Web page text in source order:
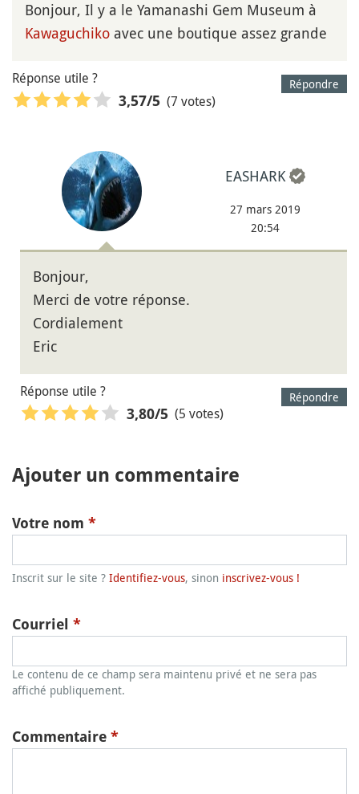
Bonjour, Il y a le Yamanashi Gem Museum à
Kawaguchiko avec une boutique assez grande
Répondre
Réponse utile ?
3,57/5 (7 votes)
EASHARK
27 mars 2019
20:54
Bonjour,
Merci de votre réponse.
Cordialement
Eric
Répondre
Réponse utile ?
3,80/5 (5 votes)
Ajouter un commentaire
Votre nom *
Inscrit sur le site ? Identifiez-vous, sinon inscrivez-vous !
Courriel *
Le contenu de ce champ sera maintenu privé et ne sera pas
affiché publiquement.
Commentaire *